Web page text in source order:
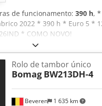
de funcionamento: 390 h,
2022 * 390 h * Euro 5 *
* COMO NOVO!
Beveren 1 635 km
Rolo de tambor único
Bomag BW213DH-4